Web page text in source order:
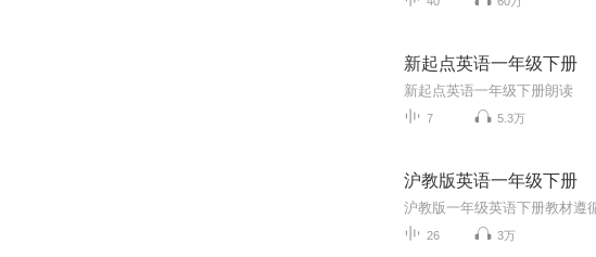
新起点英语一年级下册
新起点英语一年级下册朗读
7 5.3万
沪教版英语一年级下册
26 3万